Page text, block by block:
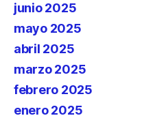
junio 2025
mayo 2025
abril 2025
marzo 2025
febrero 2025
enero 2025